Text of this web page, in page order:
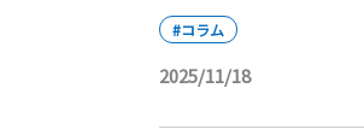
#コラム
2025/11/18